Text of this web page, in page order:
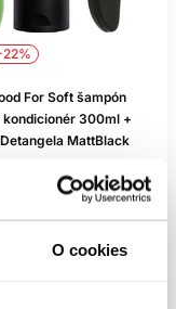
O cookies
alebo bohatšiu
vyhovuje každému
Ak si nie ste istí,
a kondicionačnú
stylingom.
RUTINY,
For Soft šampón
300ml +
MattBlack
For Soft
32.70 €